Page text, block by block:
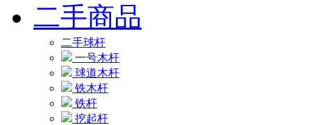
二手商品
二手球杆
一号木杆
球道木杆
铁木杆
铁杆
挖起杆